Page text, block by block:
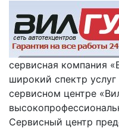
сервисная компания
широкий спектр
сервисном центре
Сервисный центр